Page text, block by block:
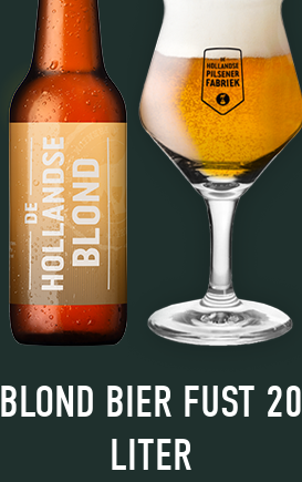
BLOND BIER FUST 20
LITER